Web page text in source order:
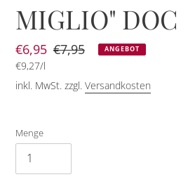
MIGLIO" DOC
Sonderpreis
€6,95 Normaler
€7,95 ANGEBOT
Einzelpreis
€9,27/pro
l
inkl. MwSt. zzgl. Versandkosten
Menge